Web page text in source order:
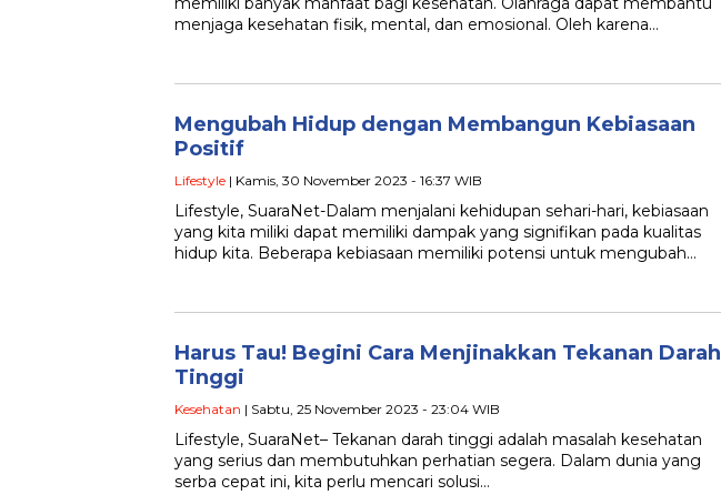
menjaga kesehatan fisik, mental, dan emosional. Oleh karena…
Mengubah Hidup dengan Membangun Kebiasaan
Positif
Lifestyle | Kamis, 30 November 2023 - 16:37 WIB
Lifestyle, SuaraNet-Dalam menjalani kehidupan sehari-hari, kebiasaan
yang kita miliki dapat memiliki dampak yang signifikan pada kualitas
hidup kita. Beberapa kebiasaan memiliki potensi untuk mengubah…
Harus Tau! Begini Cara Menjinakkan Tekanan Darah
Tinggi
Kesehatan | Sabtu, 25 November 2023 - 23:04 WIB
Lifestyle, SuaraNet– Tekanan darah tinggi adalah masalah kesehatan
yang serius dan membutuhkan perhatian segera. Dalam dunia yang
serba cepat ini, kita perlu mencari solusi…